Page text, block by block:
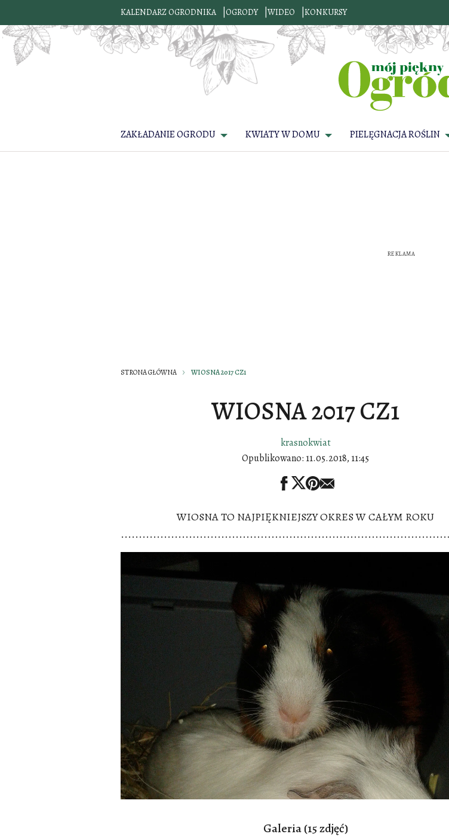
KALENDARZ OGRODNIKA OGRODY WIDEO KONKURSY
ZAKŁADANIE OGRODU KWIATY W DOMU PIELĘGNACJA ROŚLIN
STRONA GŁÓWNA WIOSNA 2017 CZ1
WIOSNA 2017 CZ1
krasnokwiat
Opublikowano: 11.05.2018, 11:45
WIOSNA TO NAJPIĘKNIEJSZY OKRES W CAŁYM ROKU
Galeria (15 zdjęć)